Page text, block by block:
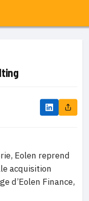
Eolen reprend
acquisition
d’Eolen Finance,